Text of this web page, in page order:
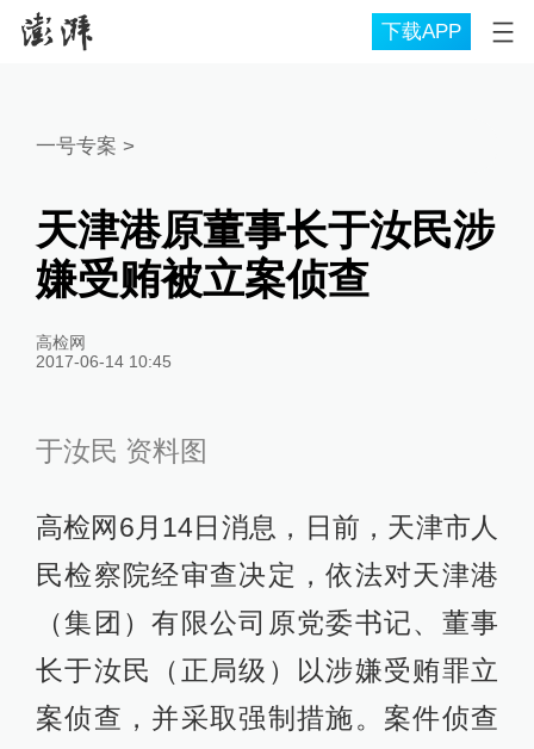
下载APP
一号专案 >
天津港原董事长于汝民涉
嫌受贿被立案侦查
高检网
2017-06-14 10:45
于汝民 资料图
高检网6月14日消息，日前，天津市人
民检察院经审查决定，依法对天津港
（集团）有限公司原党委书记、董事
长于汝民（正局级）以涉嫌受贿罪立
案侦查，并采取强制措施。案件侦查